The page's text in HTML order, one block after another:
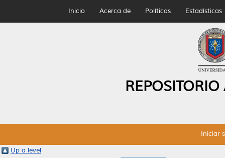
Inicio Acerca de Políticas Estadísticas
Iniciar
Up a level